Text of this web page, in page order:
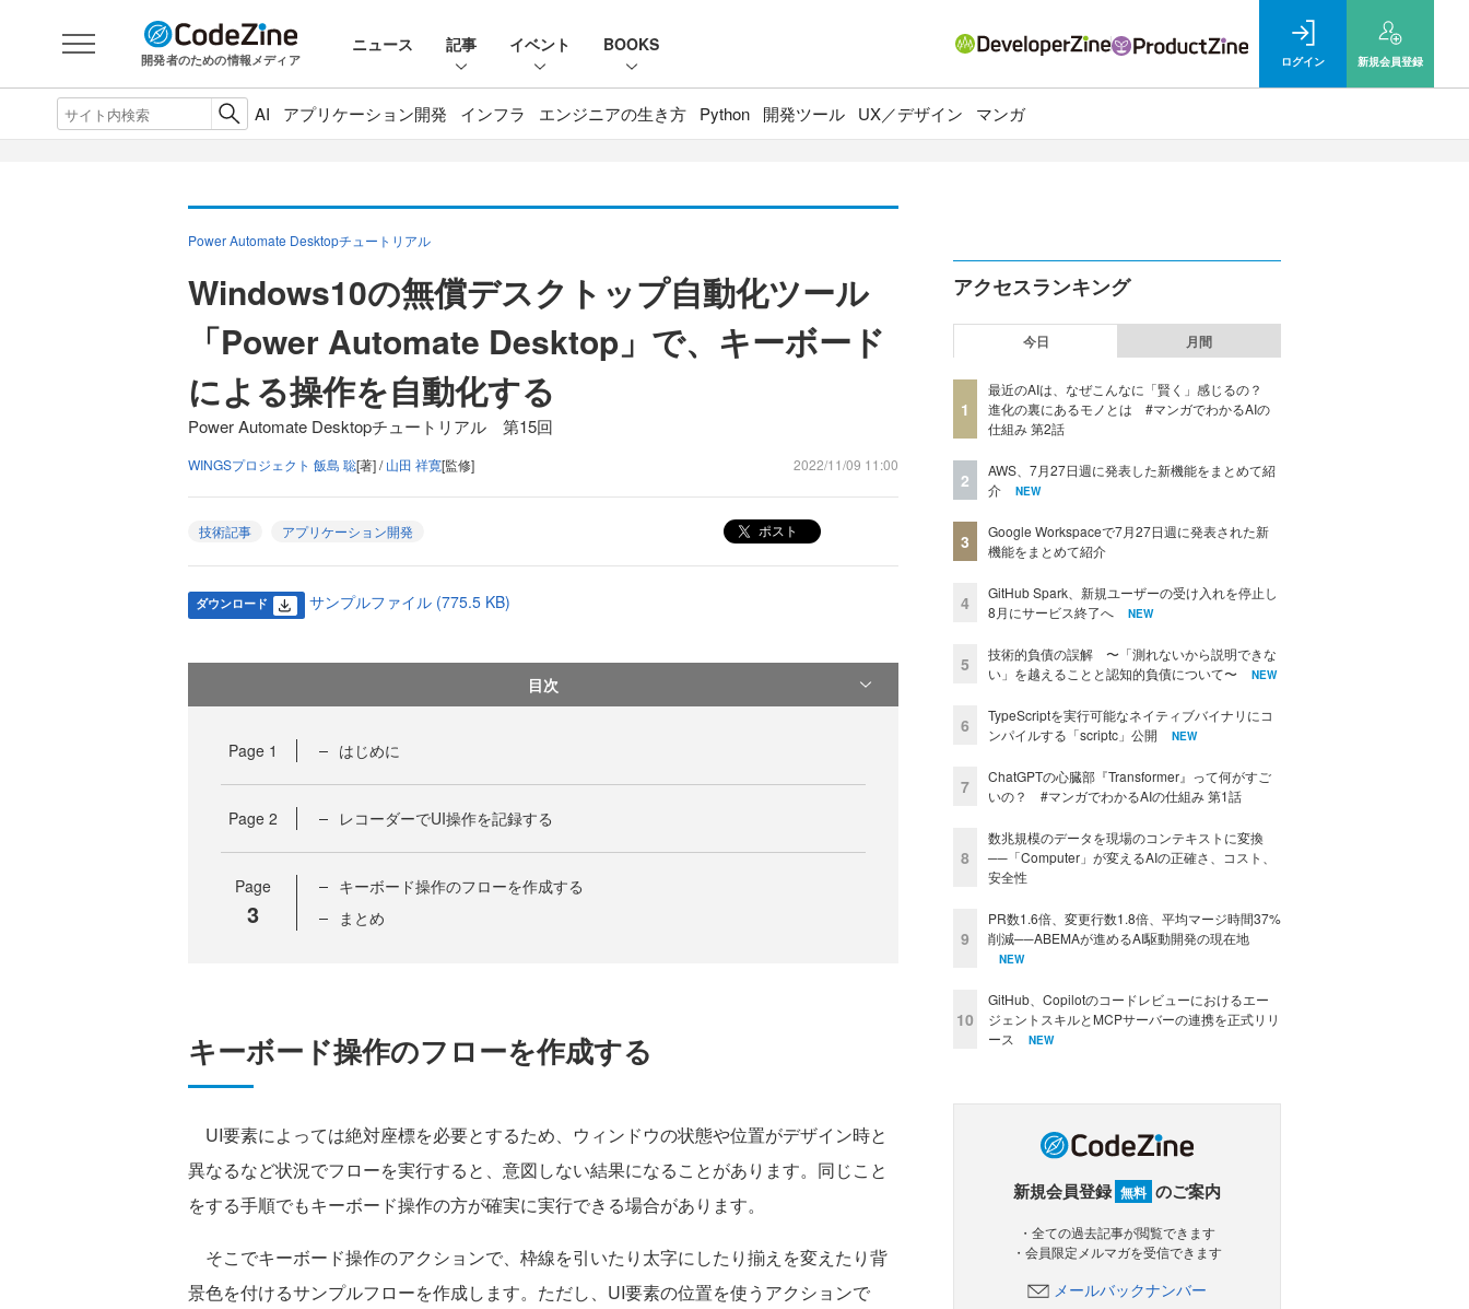
開発者のための情報メディア
ニュース 記事 イベント BOOKS
ログイン 新規会員登録
AI アプリケーション開発 インフラ エンジニアの生き方 Python 開発ツール UX／デザイン マンガ
Power Automate Desktopチュートリアル
Windows10の無償デスクトップ自動化ツール
「Power Automate Desktop」で、キーボード
による操作を自動化する
Power Automate Desktopチュートリアル 第15回
WINGSプロジェクト 飯島 聡[著] /山田 祥寛[監修] 2022/11/09 11:00
技術記事 アプリケーション開発 ポスト
ダウンロード サンプルファイル (775.5 KB)
目次
Page 1 はじめに
Page 2 レコーダーでUI操作を記録する
Page
3
キーボード操作のフローを作成する
まとめ
キーボード操作のフローを作成する
UI要素によっては絶対座標を必要とするため、ウィンドウの状態や位置がデザイン時と
異なるなど状況でフローを実行すると、意図しない結果になることがあります。同じこと
をする手順でもキーボード操作の方が確実に実行できる場合があります。
そこでキーボード操作のアクションで、枠線を引いたり太字にしたり揃えを変えたり背
景色を付けるサンプルフローを作成します。ただし、UI要素の位置を使うアクションで
アクセスランキング
今日 月間
1
最近のAIは、なぜこんなに「賢く」感じるの？
進化の裏にあるモノとは #マンガでわかるAIの
仕組み 第2話
2
AWS、7月27日週に発表した新機能をまとめて紹
介
NEW
3
Google Workspaceで7月27日週に発表された新
機能をまとめて紹介
4
GitHub Spark、新規ユーザーの受け入れを停止し
8月にサービス終了へ
NEW
5
技術的負債の誤解 〜「測れないから説明できな
い」を越えることと認知的負債について〜
NEW
6
TypeScriptを実行可能なネイティブバイナリにコ
ンパイルする「scriptc」公開
NEW
7
ChatGPTの心臓部『Transformer』って何がすご
いの？ #マンガでわかるAIの仕組み 第1話
8
数兆規模のデータを現場のコンテキストに変換
──「Computer」が変えるAIの正確さ、コスト、
安全性
9
PR数1.6倍、変更行数1.8倍、平均マージ時間37%
削減──ABEMAが進めるAI駆動開発の現在地
NEW
10
GitHub、Copilotのコードレビューにおけるエー
ジェントスキルとMCPサーバーの連携を正式リリ
ース
NEW
新規会員登録 無料 のご案内
・全ての過去記事が閲覧できます
・会員限定メルマガを受信できます
メールバックナンバー